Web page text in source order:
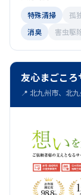
特殊清掃
孤
消臭
害虫駆
友心まごころ
📍 北九州市、北